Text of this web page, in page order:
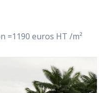
=1190 euros HT /m²